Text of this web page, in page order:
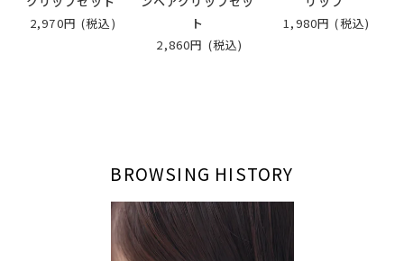
2,970円 (税込)
ト
2,860円 (税込)
1,980円 (税込)
BROWSING HISTORY